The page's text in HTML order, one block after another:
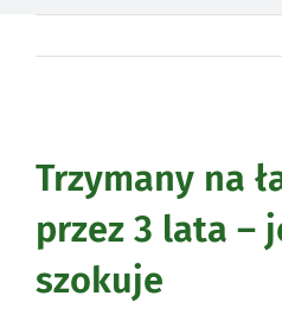
Trzymany na
przez 3 lata –
szokuje